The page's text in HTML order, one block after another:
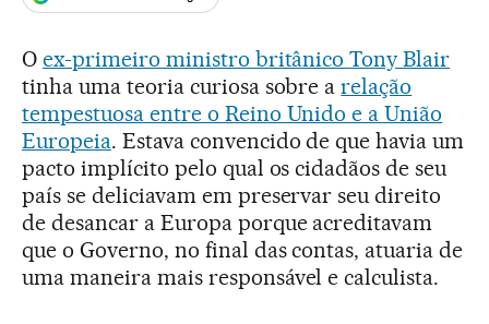
O ex-primeiro ministro britânico Tony Blair
tinha uma teoria curiosa sobre arelação
tempestuosa entre o Reino Unido e a União
Europeia. Estava convencido de que havia um
pacto implícito pelo qual os cidadãos de seu
país se deliciavam em preservar seu direito
de desancar a Europa porque acreditavam
que o Governo, no final das contas, atuaria de
uma maneira mais responsável e calculista.